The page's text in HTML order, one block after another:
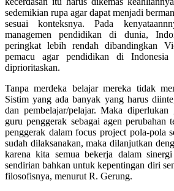
sedemikian rupa agar dapat menjadi
sesuai konteksnya. Pada
managemen pendidikan di dunia,
peringkat lebih rendah dibandingkan
pemacu agar pendidikan di Indonesia
diprioritaskan.
Tanpa merdeka belajar mereka tidak
Sistim yang ada banyak yang harus
dan pembelajar/pelajar. Maka
guru penggerak sebagai agen perubahan
penggerak dalam focus project pola-pola
sudah dilaksanakan, maka dilanjutkan
karena kita semua bekerja dalam
sendirian bahkan untuk kepentingan diri
filosofisnya, menurut R. Gerung.